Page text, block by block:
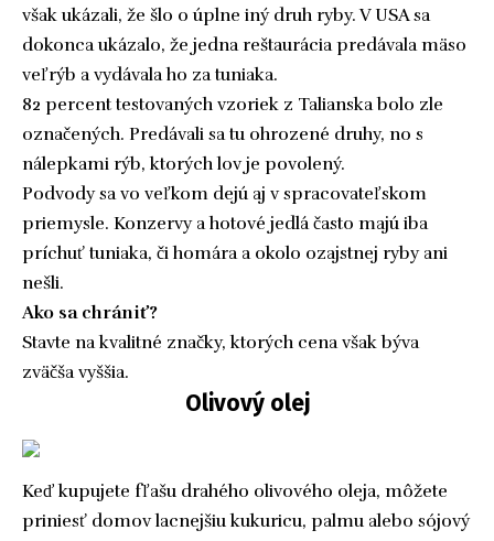
však ukázali, že šlo o úplne iný druh ryby. V USA sa
dokonca ukázalo, že jedna reštaurácia predávala mäso
veľrýb a vydávala ho za tuniaka.
82 percent testovaných vzoriek z Talianska bolo zle
označených. Predávali sa tu ohrozené druhy, no s
nálepkami rýb, ktorých lov je povolený.
Podvody sa vo veľkom dejú aj v spracovateľskom
priemysle. Konzervy a hotové jedlá často majú iba
príchuť tuniaka, či homára a okolo ozajstnej ryby ani
nešli.
Ako sa chrániť?
Stavte na kvalitné značky, ktorých cena však býva
zväčša vyššia.
Olivový olej
Keď kupujete fľašu drahého olivového oleja, môžete
priniesť domov lacnejšiu kukuricu, palmu alebo sójový